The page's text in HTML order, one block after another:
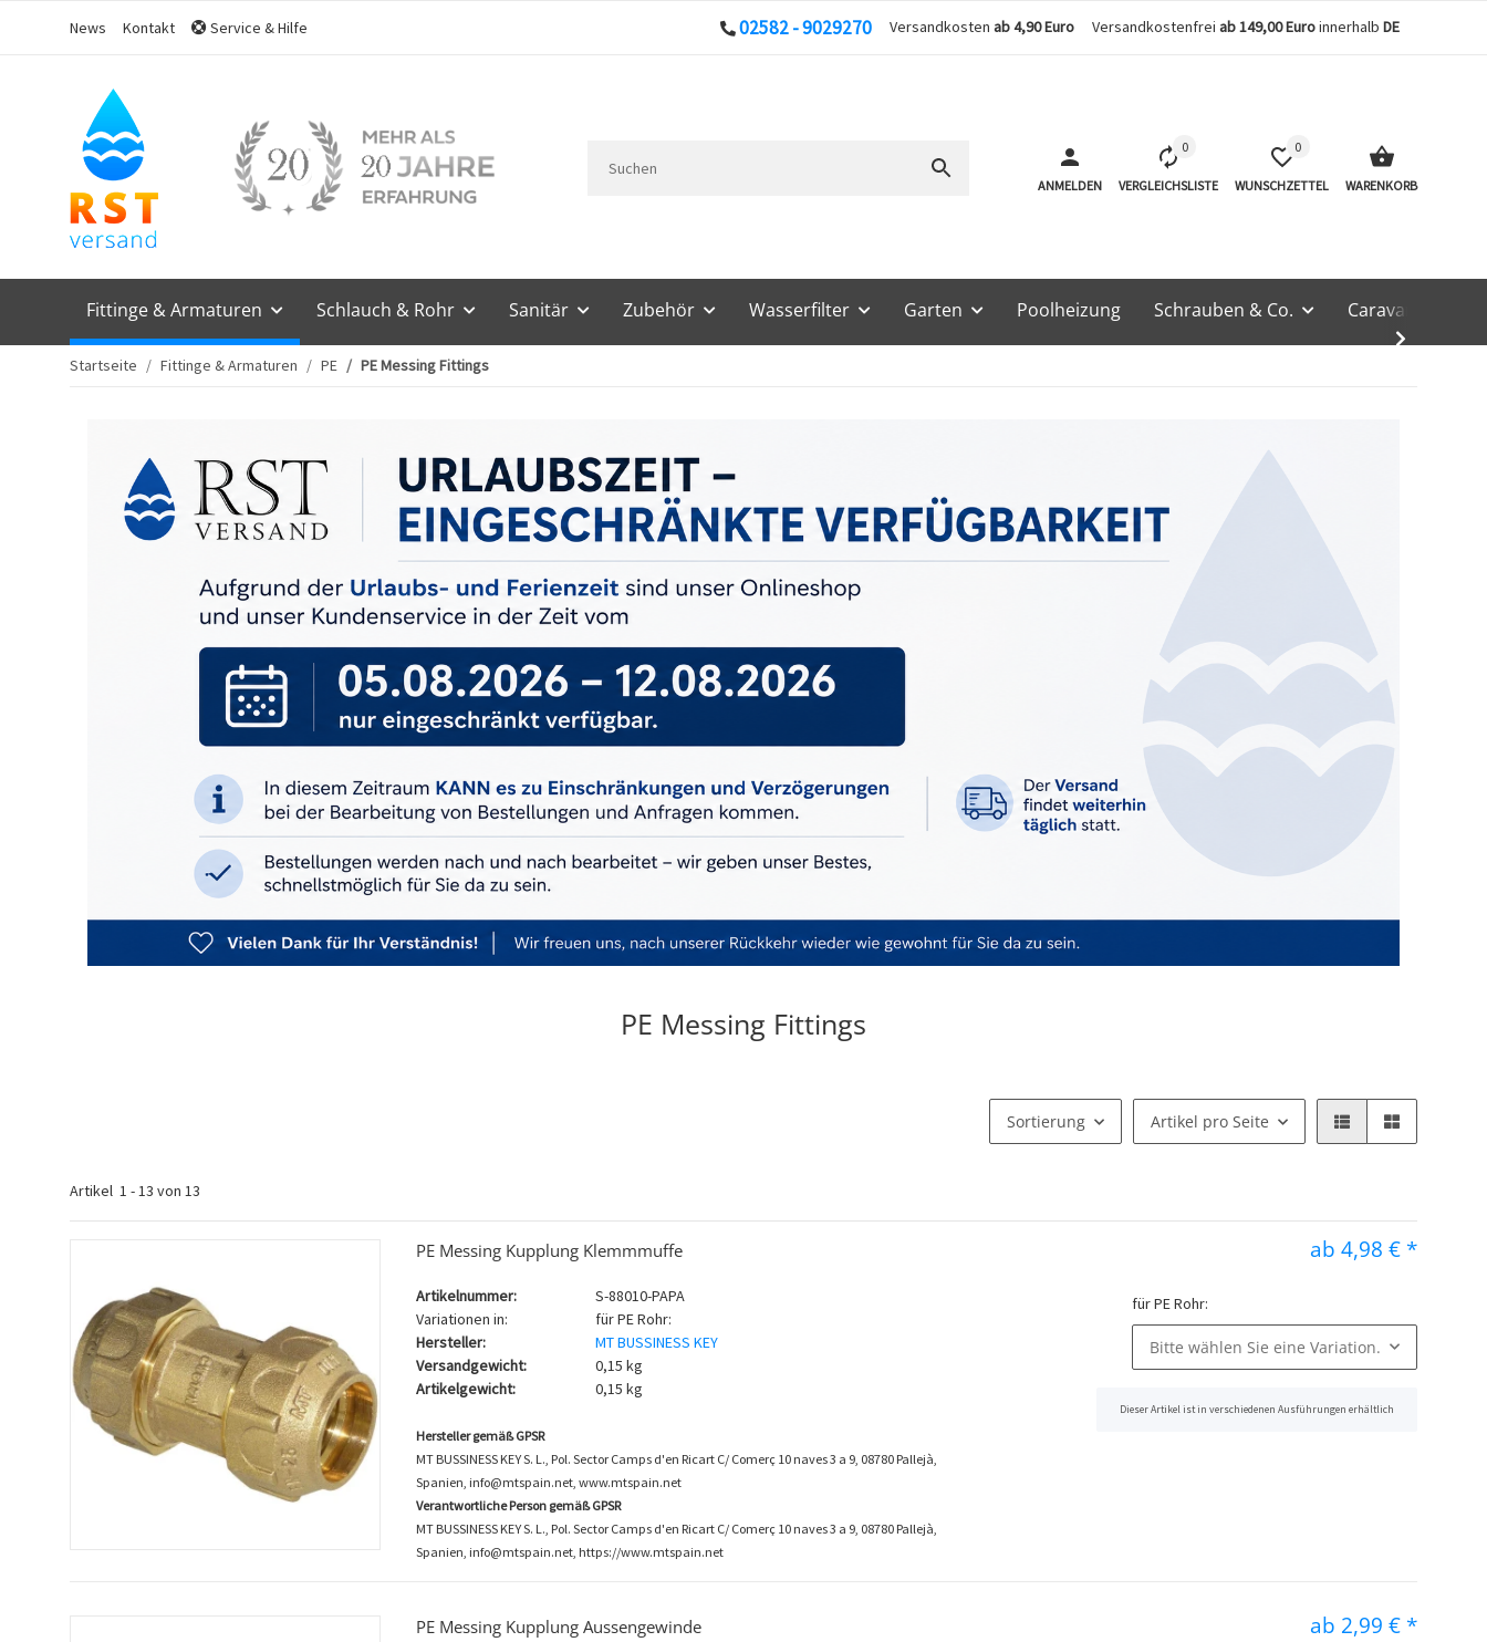
News Kontakt Service & Hilfe 02582 - 9029270 Versandkosten ab 4,90 Euro Versandkostenfrei ab 149,00 Euroinnerhalb DE
ANMELDEN
0
VERGLEICHSLISTE
0
WUNSCHZETTEL WARENKORB
Fittinge & Armaturen Schlauch & Rohr Sanitär Zubehör Wasserfilter Garten Poolheizung Schrauben & Co. Caravan &
Startseite Fittinge & Armaturen PE PE Messing Fittings
PE Messing Fittings
Sortierung Artikel pro Seite
Artikel 1 -13 von 13
PE Messing Kupplung Klemmmuffe
Artikelnummer:
S-88010-PAPA
Variationen in:
für PE Rohr:
Hersteller:
MT BUSSINESS KEY
Versandgewicht:
0,15 kg
Artikelgewicht:
0,15 kg
Hersteller gemäß GPSR
MT BUSSINESS KEY S. L., Pol. Sector Camps d'en Ricart C/ Comerç 10 naves 3 a 9, 08780 Pallejà,
Spanien, info@mtspain.net, www.mtspain.net
Verantwortliche Person gemäß GPSR
MT BUSSINESS KEY S. L., Pol. Sector Camps d'en Ricart C/ Comerç 10 naves 3 a 9, 08780 Pallejà,
Spanien, info@mtspain.net, https://www.mtspain.net
ab 4,98 € *
für PE Rohr:
Bitte wählen Sie eine Variation.
x
Dieser Artikel ist in verschiedenen Ausführungen erhältlich
PE Messing Kupplung Aussengewinde ab 2,99 € *